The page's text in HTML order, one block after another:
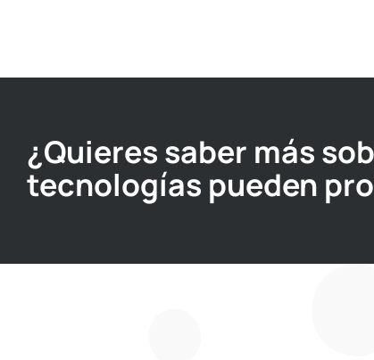
¿Quieres saber más
tecnologías pueden